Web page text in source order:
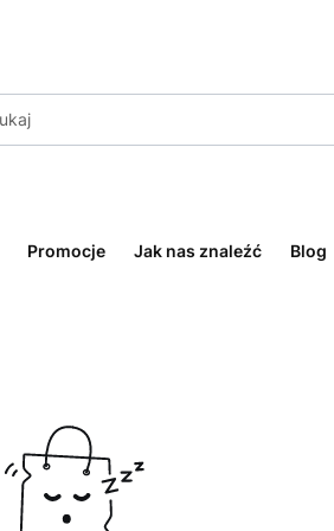
Promocje Jak nas znaleźć Blog